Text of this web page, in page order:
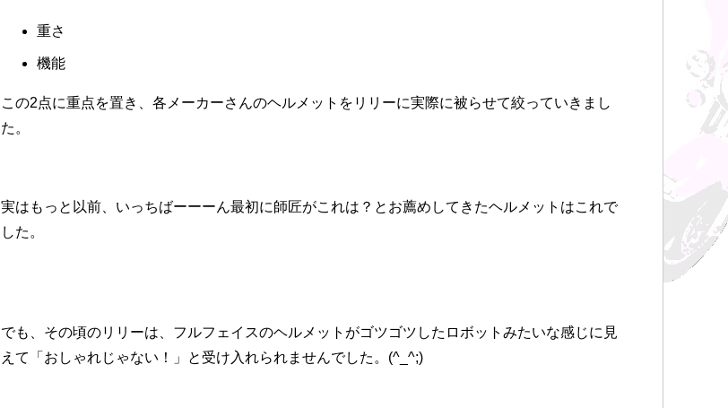
重さ
機能
この2点に重点を置き、各メーカーさんのヘルメットをリリーに実際に被らせて絞っていきまし
た。
実はもっと以前、いっちばーーーん最初に師匠がこれは？とお薦めしてきたヘルメットはこれで
した。
でも、その頃のリリーは、フルフェイスのヘルメットがゴツゴツしたロボットみたいな感じに見
えて「おしゃれじゃない！」と受け入れられませんでした。(^_^;)